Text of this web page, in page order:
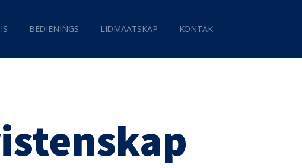
BEDIENINGS LIDMAATSKAP KONTAK